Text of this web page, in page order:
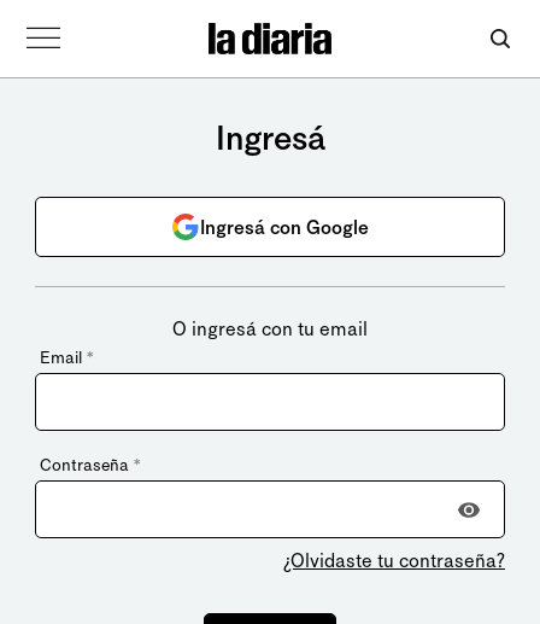
Ingresá
Ingresá con Google
O ingresá con tu email
Email *
Contraseña *
¿Olvidaste tu contraseña?